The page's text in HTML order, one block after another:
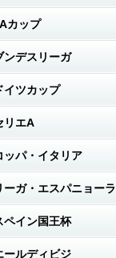
カップ
ンデスリーガ
イツカップ
リエA
ッパ・イタリア
ーガ・エスパニョーラ
ペイン国王杯
ールディビジ